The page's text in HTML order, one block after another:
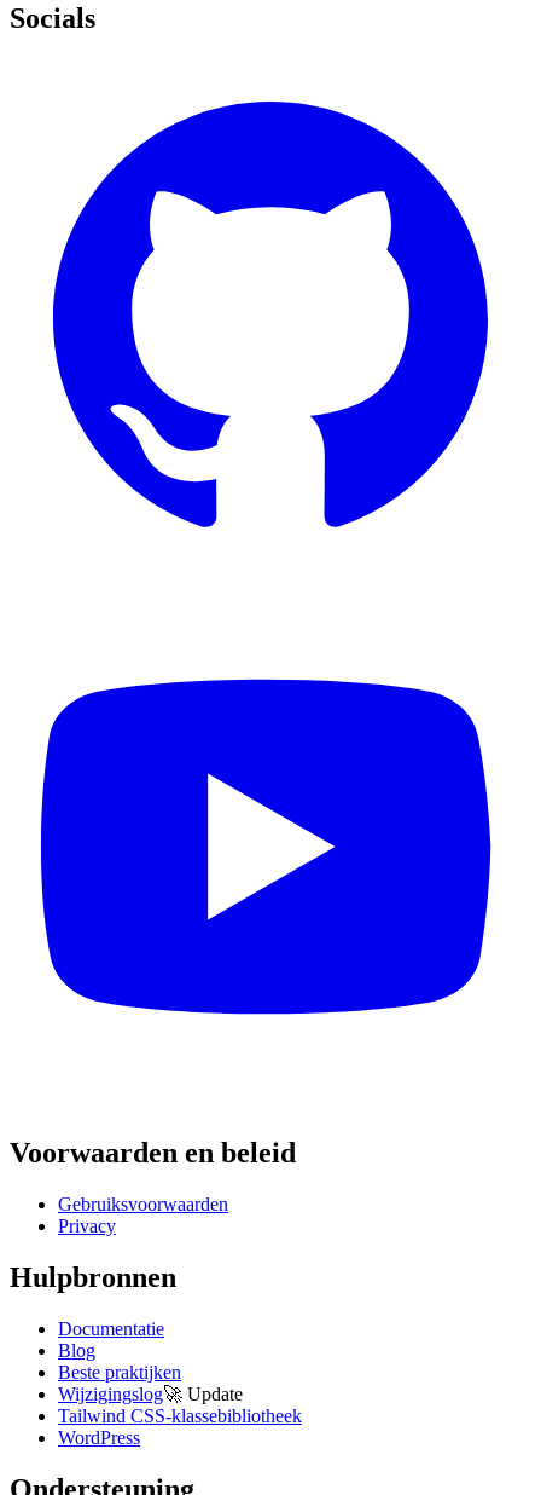
Socials
Voorwaarden en beleid
Gebruiksvoorwaarden
Privacy
Hulpbronnen
Documentatie
Blog
Beste praktijken
Wijzigingslog🚀 Update
Tailwind CSS-klassebibliotheek
WordPress